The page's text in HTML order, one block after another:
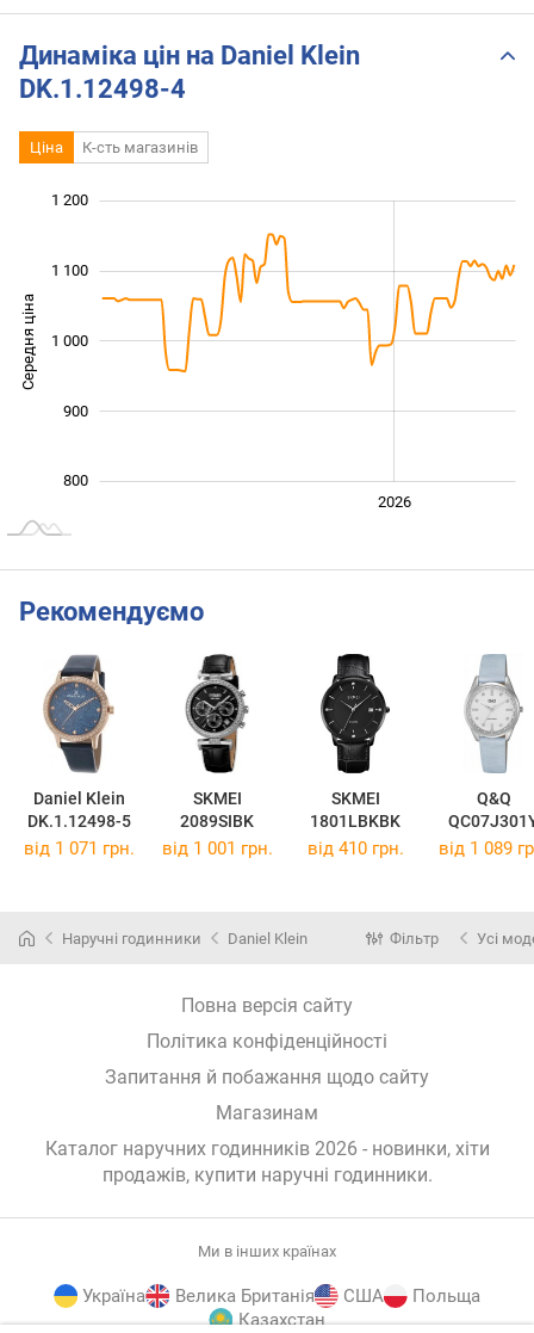
Динаміка цін на Daniel Klein
DK.1.12498-4
Ціна К-сть магазинів
Середня ціна 1 000
800
900
1 000
1 100
1 200
2026
Рекомендуємо
Daniel Klein
DK.1.12498-5
SKMEI
2089SIBK
SKMEI
1801LBKBK
Q&Q
від 1 071 грн. від 1 001 грн. від 410 грн. від 1 089
Наручні годинники Daniel Klein Фільтр Усі
Повна версія сайту
Політика конфіденційності
Запитання й побажання щодо сайту
Магазинам
Каталог наручних годинників 2026 - новинки, хіти
продажів, купити наручні годинники.
Ми в інших країнах
Україна Велика Британія США
Польща
Казахстан